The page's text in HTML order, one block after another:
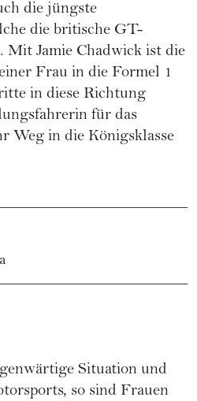
die jüngste
die britische GT-
Mit Jamie Chadwick ist die
Frau in die Formel 1
in diese Richtung
für das
Weg in die Königsklasse
Situation und
so sind Frauen